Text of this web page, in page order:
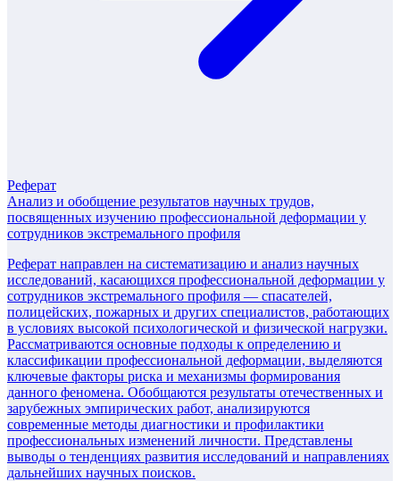
Реферат
Анализ и обобщение результатов научных трудов,
посвященных изучению профессиональной деформации у
сотрудников экстремального профиля
Реферат направлен на систематизацию и анализ научных
исследований, касающихся профессиональной деформации у
сотрудников экстремального профиля — спасателей,
полицейских, пожарных и других специалистов, работающих
в условиях высокой психологической и физической нагрузки.
Рассматриваются основные подходы к определению и
классификации профессиональной деформации, выделяются
ключевые факторы риска и механизмы формирования
данного феномена. Обобщаются результаты отечественных и
зарубежных эмпирических работ, анализируются
современные методы диагностики и профилактики
профессиональных изменений личности. Представлены
выводы о тенденциях развития исследований и направлениях
дальнейших научных поисков.